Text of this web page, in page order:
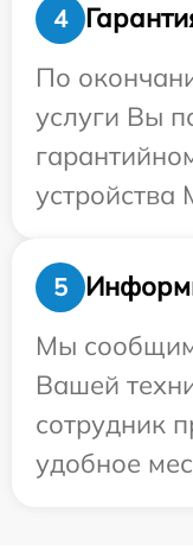
4
По
услуги Вы
устройства
5
Мы
Вашей
сотрудник
удобное